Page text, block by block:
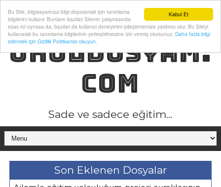
Kabul Et
Bu Site, bilgisayarınıza bilgi depolamak için tanımlama
bilgilerini kullanır. Bunların bazıları Sitenin çalışmasında
esas rol oynasa da, bazıları da kullanıcı deneyimini iyileştirmemize yardımcı olur. Bu Siteyi
kullanarak bu tanımlama bilgilerinin yerleştirilmesine izin vermiş olursunuz. Daha fazla bilgi
edinmek için Gizlilik Politikamızı okuyun.
OKULDOSYAM.
COM
Sade ve sadece eğitim...
Son Eklenen Dosyalar